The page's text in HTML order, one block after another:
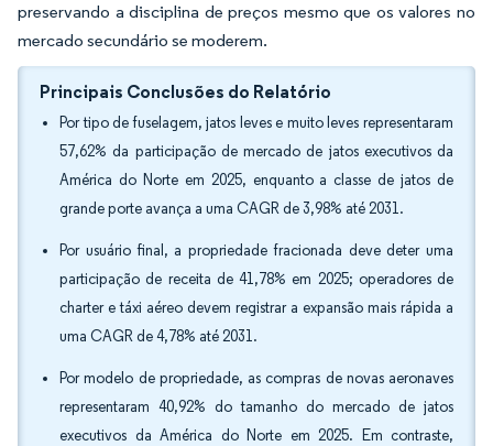
preservando a disciplina de preços mesmo que os valores no
mercado secundário se moderem.
Principais Conclusões do Relatório
Por tipo de fuselagem, jatos leves e muito leves representaram
57,62% da participação de mercado de jatos executivos da
América do Norte em 2025, enquanto a classe de jatos de
grande porte avança a uma CAGR de 3,98% até 2031.
Por usuário final, a propriedade fracionada deve deter uma
participação de receita de 41,78% em 2025; operadores de
charter e táxi aéreo devem registrar a expansão mais rápida a
uma CAGR de 4,78% até 2031.
Por modelo de propriedade, as compras de novas aeronaves
representaram 40,92% do tamanho do mercado de jatos
executivos da América do Norte em 2025. Em contraste,